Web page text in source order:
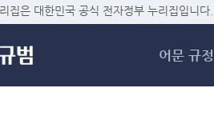
메
집은 대한민국 공식 전자정부 누리집입니다.
어문 규정